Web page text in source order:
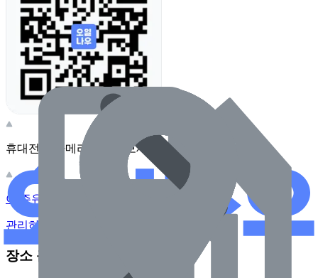
휴대전화 카메라로 찍어보세요
이 주유소의 사장님이신가요?
관리하기
장소 근처 주유소